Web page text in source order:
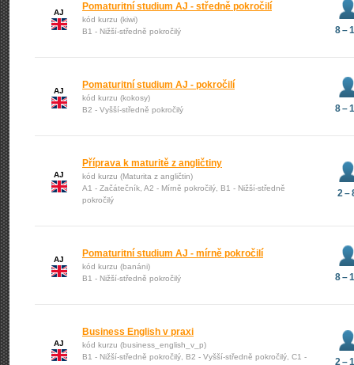
AJ
Pomaturitní studium AJ - středně pokročilí
kód kurzu (kiwi)
B1 - Nižší-středně pokročilý
8 –
AJ
Pomaturitní studium AJ - pokročilí
kód kurzu (kokosy)
B2 - Vyšší-středně pokročilý
8 –
AJ
Příprava k maturitě z angličtiny
kód kurzu (Maturita z angličtin)
A1 - Začátečník, A2 - Mírně pokročilý, B1 - Nižší-středně
pokročilý
2 –
AJ
Pomaturitní studium AJ - mírně pokročilí
kód kurzu (banáni)
B1 - Nižší-středně pokročilý
8 –
AJ
Business English v praxi
kód kurzu (business_english_v_p)
B1 - Nižší-středně pokročilý, B2 - Vyšší-středně pokročilý, C1 -
2 –